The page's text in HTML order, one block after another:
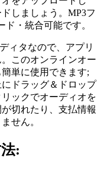
しましょう。MP3フ
ド・統合可能です。
ィタなので、アプリ
このオンラインオー
単に使用できます;
ドラッグ＆ドロップ
ックでオーディオを
切れたり、支払情報
せん。
: